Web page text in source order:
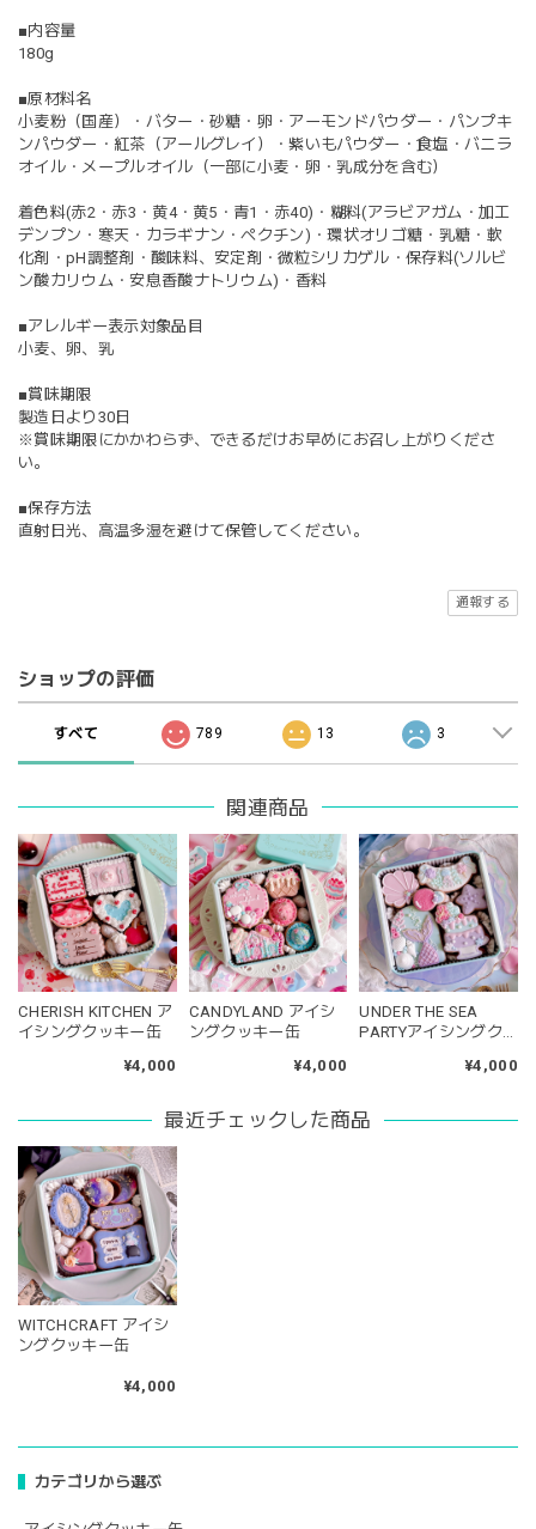
カテゴリから選ぶ
■内容量
180g
■原材料名
小麦粉（国産）・バター・砂糖・卵・アーモンドパウダー・パンプキ
ンパウダー・紅茶（アールグレイ）・紫いもパウダー・食塩・バニラ
オイル・メープルオイル（一部に小麦・卵・乳成分を含む）
着色料(赤2・赤3・黄4・黄5・青1・赤40)・糊料(アラビアガム・加工
デンプン・寒天・カラギナン・ペクチン)・環状オリゴ糖・乳糖・軟
化剤・pH調整剤・酸味料、安定剤・微粒シリカゲル・保存料(ソルビ
ン酸カリウム・安息香酸ナトリウム)・香料
■アレルギー表示対象品目
小麦、卵、乳
■賞味期限
製造日より30日
※賞味期限にかかわらず、できるだけお早めにお召し上がりくださ
い。
■保存方法
直射日光、高温多湿を避けて保管してください。
通報する
ショップの評価
すべて 789 13 3
関連商品
CHERISH KITCHEN ア
イシングクッキー缶
¥4,000
CANDYLAND アイシ
ングクッキー缶
¥4,000
UNDER THE SEA
PARTYアイシングク
¥4,000
最近チェックした商品
WITCHCRAFT アイシ
ングクッキー缶
¥4,000